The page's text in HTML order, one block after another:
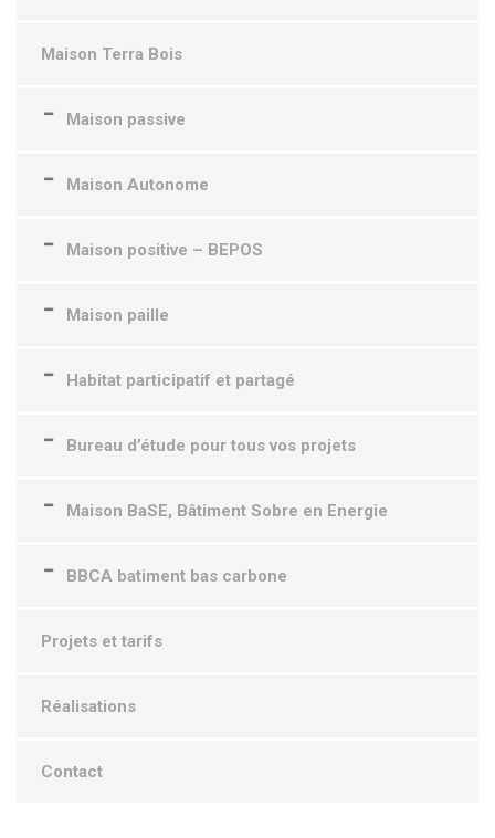
Maison Terra Bois
Maison passive
Maison Autonome
Maison positive – BEPOS
Maison paille
Habitat participatif et partagé
Bureau d’étude pour tous vos projets
Maison BaSE, Bâtiment Sobre en Energie
BBCA batiment bas carbone
Projets et tarifs
Réalisations
Contact